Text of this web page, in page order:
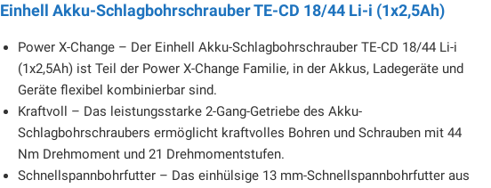
Einhell Akku-Schlagbohrschrauber TE-CD 18/44 Li-i (1x2,5Ah)
Power X-Change – Der Einhell Akku-Schlagbohrschrauber TE-CD 18/44 Li-i
(1x2,5Ah) ist Teil der Power X-Change Familie, in der Akkus, Ladegeräte und
Geräte flexibel kombinierbar sind.
Kraftvoll – Das leistungsstarke 2-Gang-Getriebe des Akku-
Schlagbohrschraubers ermöglicht kraftvolles Bohren und Schrauben mit 44
Nm Drehmoment und 21 Drehmomentstufen.
Schnellspannbohrfutter – Das einhülsige 13 mm-Schnellspannbohrfutter aus